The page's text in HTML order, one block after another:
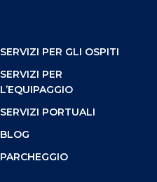
SERVIZI PER GLI OSPITI
SERVIZI PER
L’EQUIPAGGIO
SERVIZI PORTUALI
BLOG
PARCHEGGIO